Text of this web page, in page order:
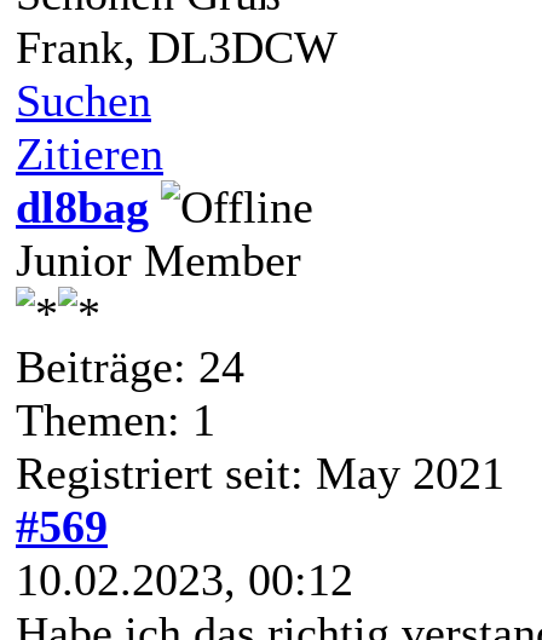
Frank, DL3DCW
Suchen
Zitieren
dl8bag
Junior Member
Beiträge: 24
Themen: 1
Registriert seit: May 2021
#569
10.02.2023, 00:12